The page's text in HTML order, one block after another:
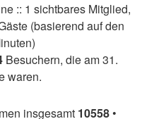
:: 1 sichtbares Mitglied,
(basierend auf den
Besuchern, die am 31.
waren.
insgesamt 10558 •